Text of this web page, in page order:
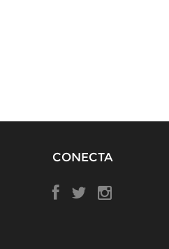
CONECTA